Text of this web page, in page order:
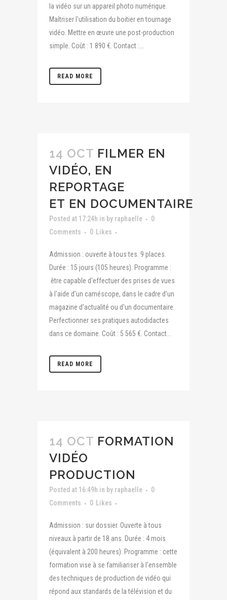
la vidéo sur un appareil photo numérique.
Maîtriser l'utilisation du boitier en tournage
vidéo. Mettre en œuvre une post-production
simple. Coût : 1 890 €. Contact :...
READ MORE
14 OCT FILMER EN
VIDÉO, EN
REPORTAGE
ET EN DOCUMENTAIRE
Posted at 17:24h in by raphaelle
0
Comments
0 Likes
Admission : ouverte à tous·tes. 9 places.
Durée : 15 jours (105 heures). Programme :
être capable d'effectuer des prises de vues
à l'aide d'un caméscope, dans le cadre d'un
magazine d'actualité ou d'un documentaire.
Perfectionner ses pratiques autodidactes
dans ce domaine. Coût : 5 565 €. Contact...
READ MORE
14 OCT FORMATION
VIDÉO
PRODUCTION
Posted at 16:49h in by raphaelle
0
Comments
0 Likes
Admission : sur dossier. Ouverte à tous
niveaux à partir de 18 ans. Durée : 4 mois
(équivalent à 200 heures). Programme : cette
formation vise à se familiariser à l’ensemble
des techniques de production de vidéo qui
répond aux standards de la télévision et du